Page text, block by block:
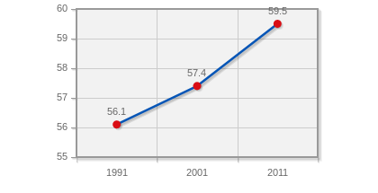
1991 2001 2011
55
56
57
58
59
60 59.5
57.4
56.1